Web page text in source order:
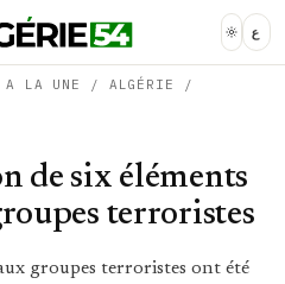
ع
A LA UNE / ALGÉRIE
/
de six éléments
terroristes
groupes terroristes ont été